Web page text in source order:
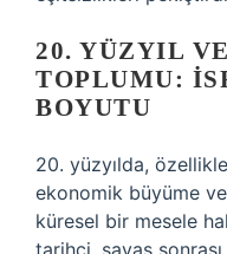
20. YÜZYIL
TOPLUMU:
BOYUTU
20. yüzyılda,
ekonomik büyüme
küresel bir mesele
tarihçi, savaş